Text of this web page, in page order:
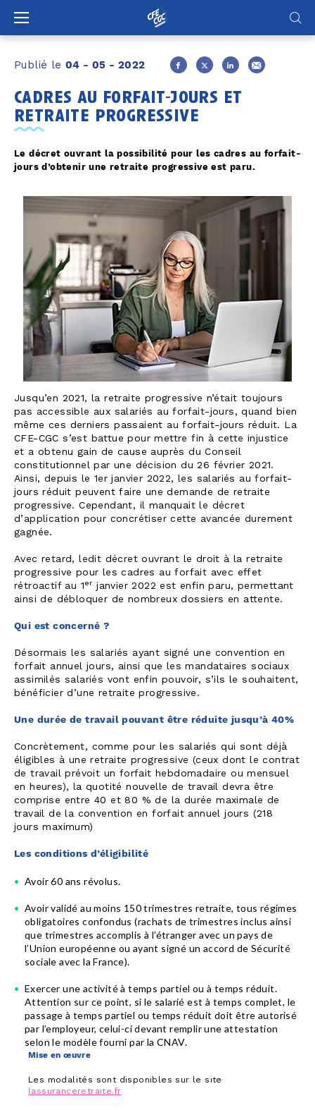
Publié le 04 - 05 - 2022
cadres au forfait-jours et
retraite progressive
Le décret ouvrant la possibilité pour les cadres au forfait-
jours d’obtenir une retraite progressive est paru.
Jusqu’en 2021, la retraite progressive n’était toujours
pas accessible aux salariés au forfait-jours, quand bien
même ces derniers passaient au forfait-jours réduit. La
CFE-CGC s’est battue pour mettre fin à cette injustice
et a obtenu gain de cause auprès du Conseil
constitutionnel par une décision du 26 février 2021.
Ainsi, depuis le 1er janvier 2022, les salariés au forfait-
jours réduit peuvent faire une demande de retraite
progressive. Cependant, il manquait le décret
d’application pour concrétiser cette avancée durement
gagnée.
Avec retard, ledit décret ouvrant le droit à la retraite
progressive pour les cadres au forfait avec effet
rétroactif au 1er janvier 2022 est enfin paru, permettant
ainsi de débloquer de nombreux dossiers en attente.
Qui est concerné ?
Désormais les salariés ayant signé une convention en
forfait annuel jours, ainsi que les mandataires sociaux
assimilés salariés vont enfin pouvoir, s’ils le souhaitent,
bénéficier d’une retraite progressive.
Une durée de travail pouvant être réduite jusqu’à 40%
Concrètement, comme pour les salariés qui sont déjà
éligibles à une retraite progressive (ceux dont le contrat
de travail prévoit un forfait hebdomadaire ou mensuel
en heures), la quotité nouvelle de travail devra être
comprise entre 40 et 80 % de la durée maximale de
travail de la convention en forfait annuel jours (218
jours maximum)
Les conditions d’éligibilité
Avoir 60 ans révolus.
Avoir validé au moins 150 trimestres retraite, tous régimes
obligatoires confondus (rachats de trimestres inclus ainsi
que trimestres accomplis à l’étranger avec un pays de
l’Union européenne ou ayant signé un accord de Sécurité
sociale avec la France).
Exercer une activité à temps partiel ou à temps réduit.
Attention sur ce point, si le salarié est à temps complet, le
passage à temps partiel ou temps réduit doit être autorisé
par l’employeur, celui-ci devant remplir une attestation
selon le modèle fourni par la CNAV.
Mise en œuvre
Les modalités sont disponibles sur le site
lassuranceretraite.fr
Panneau de gestion des cookies